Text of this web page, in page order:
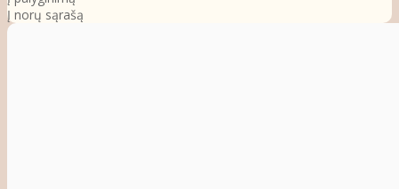
Į norų sąrašą